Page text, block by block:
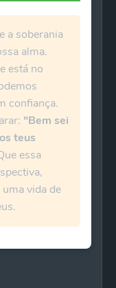
a soberania
alma.
está no
confiança.
"Bem sei
teus
essa
vida de